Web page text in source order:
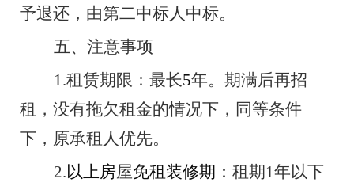
予退还，由第二中标人中标。
五、注意事项
1.租赁期限：最长5年。期满后再招
租，没有拖欠租金的情况下，同等条件
下，原承租人优先。
2.以上房屋免租装修期： 租期1年以下